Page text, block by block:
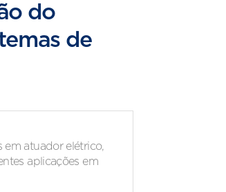
do
de
em atuador elétrico,
aplicações em